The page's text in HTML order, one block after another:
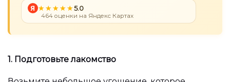
Я 5.0
464 оценки на Яндекс Картах
1. Подготовьте лакомство